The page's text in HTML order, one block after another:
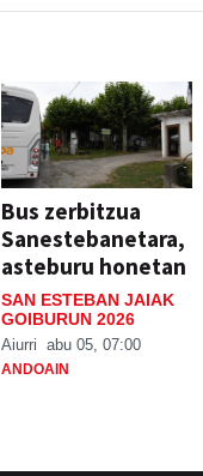
Bus zerbitzua
Sanestebanetara,
asteburu honetan
SAN ESTEBAN JAIAK
GOIBURUN 2026
Aiurri abu 05, 07:00
ANDOAIN